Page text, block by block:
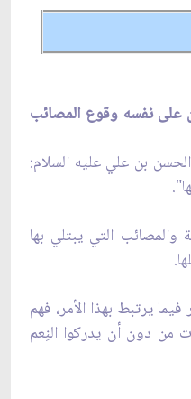
نفسه وقوع المصائب
بن علي عليه السلام:
التي يبتلي بها
يرتبط بهذا الأمر، فهم
من دون أن يدركوا النِعم